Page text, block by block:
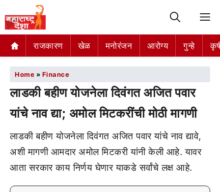
राजकारण खेळ मनोरंजन आरोग्य गुन्हे
Home » Finance
लाडकी बहीण योजनेला दिवंगत अजित पवार
यांचे नाव द्या; अमोल मिटकरींची मोठी मागणी
लाडकी बहीण योजनेला दिवंगत अजित पवार यांचे नाव द्यावे,
अशी मागणी आमदार अमोल मिटकरी यांनी केली आहे. यावर
आता सरकार काय निर्णय घेणार याकडे सर्वांचे लक्ष आहे.